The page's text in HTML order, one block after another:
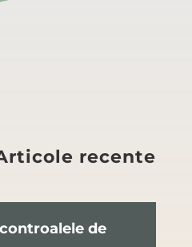
recente
de